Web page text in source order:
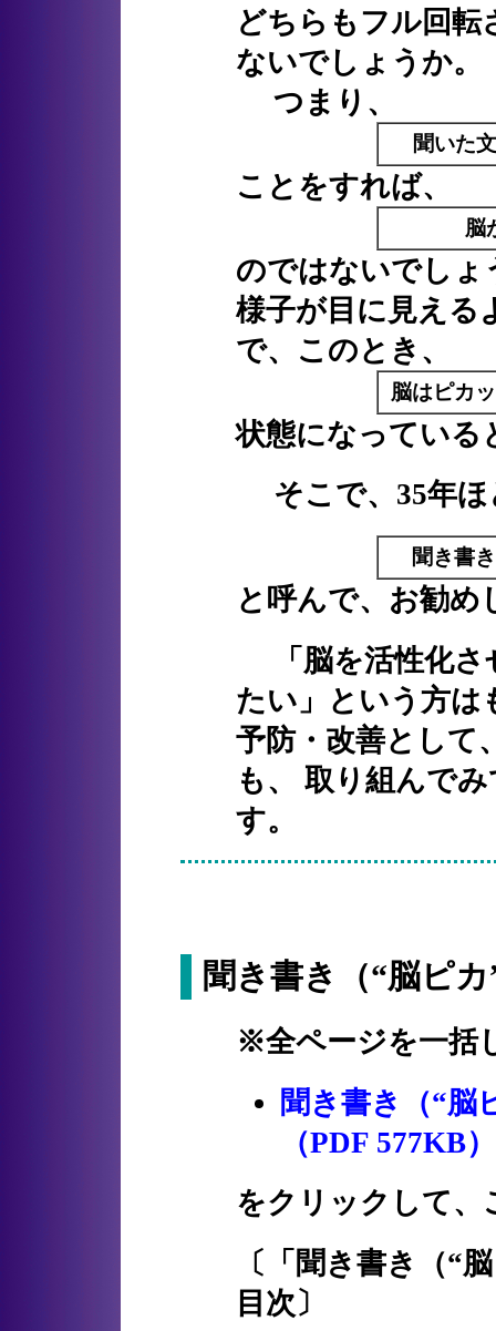
どちらもフル回転
ないでしょうか。
つまり、
聞いた
ことをすれば、
脳
のではないでしょ
様子が目に見える
で、このとき、
脳はピカ
状態になっている
そこで、35年ほ
聞き書
と呼んで、お勧め
「脳を活性化さ
たい」という方は
予防・改善として
も、 取り組んで
す。
聞き書き（“脳ピ
※全ページを一括
聞き書き（“脳
（PDF 577KB）
をクリックして、
〔「聞き書き（“
目次〕